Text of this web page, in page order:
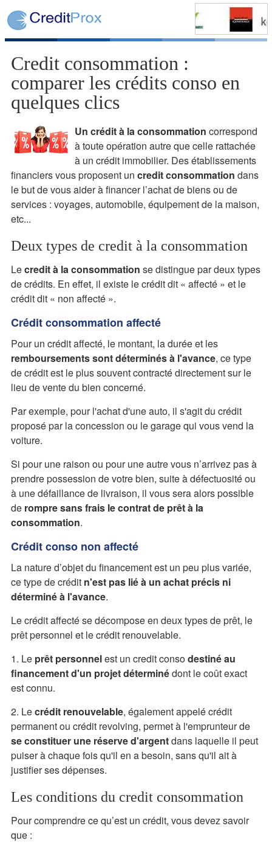
Credit consommation :
comparer les crédits conso en
quelques clics
Un crédit à la consommation correspond
à toute opération autre que celle rattachée
à un crédit immobilier. Des établissements
financiers vous proposent un credit consommation dans
le but de vous aider à financer l’achat de biens ou de
services : voyages, automobile, équipement de la maison,
etc...
Deux types de credit à la consommation
Lecredit à la consommation se distingue par deux types
de crédits. En effet, il existe le crédit dit « affecté » et le
crédit dit « non affecté ».
Crédit consommation affecté
Pour un crédit affecté, le montant, la durée et les
remboursements sont déterminés à l'avance, ce type
de crédit est le plus souvent contracté directement sur le
lieu de vente du bien concerné.
Par exemple, pour l'achat d'une auto, il s'agit du crédit
proposé par la concession ou le garage qui vous vend la
voiture.
Si pour une raison ou pour une autre vous n’arrivez pas à
prendre possession de votre bien, suite à défectuosité ou
à une défaillance de livraison, il vous sera alors possible
de rompre sans frais le contrat de prêt à la
consommation.
Crédit conso non affecté
La nature d’objet du financement est un peu plus variée,
ce type de crédit n'est pas lié à un achat précis ni
déterminé à l'avance.
Le crédit affecté se décompose en deux types de prêt, le
prêt personnel et le crédit renouvelable.
1. Le prêt personnelest un credit consodestiné au
financement d'un projet déterminédont le coût exact
est connu.
2. Lecrédit renouvelable, également appelé crédit
permanent ou crédit revolving, permet à l'emprunteur de
se constituer une réserve d'argentdans laquelle il peut
puiser à chaque fois qu'il en a besoin, sans qu'il ait à
justifier ses dépenses.
Les conditions du credit consommation
Pour comprendre ce qu’est un crédit, vous devez savoir
que :